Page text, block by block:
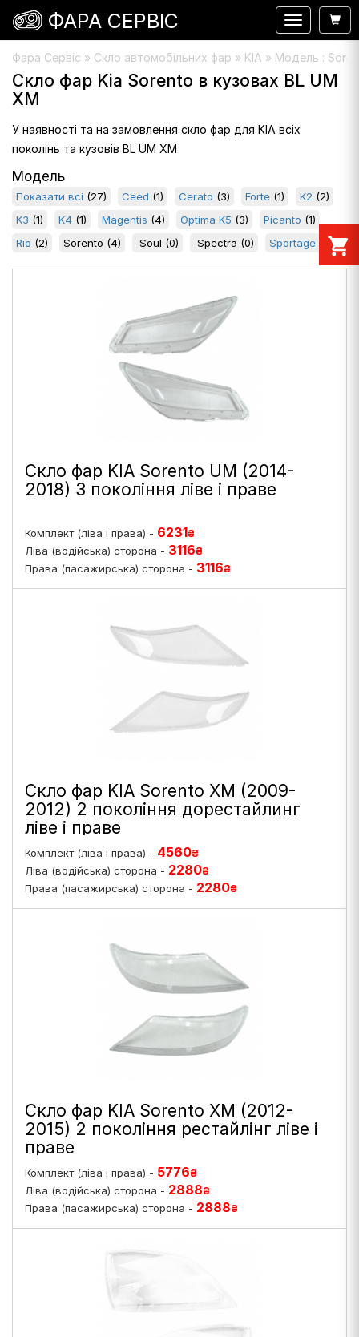
Фара Сервіс » Скло автомобільних фар » KIA » Модель :
Скло фар Kia Sorento в кузовах BL UM
XM
У наявності та на замовлення скло фар для KIA всіх
поколінь та кузовів BL UM XM
Модель
Показати всі (27) Ceed (1) Cerato (3) Forte (1) K2 (2)
K3 (1) K4 (1) Magentis (4) Optima K5 (3) Picanto (1)
Rio (2) Sorento (4) Soul (0) Spectra (0) Sportage (4)
Скло фар KIA Sorento UM (2014-
2018) 3 покоління ліве і праве
Комплект (ліва і права) - 6231₴
Ліва (водійська) сторона - 3116₴
Права (пасажирська) сторона - 3116₴
Скло фар KIA Sorento XM (2009-
2012) 2 покоління дорестайлинг
ліве і праве
Комплект (ліва і права) - 4560₴
Ліва (водійська) сторона - 2280₴
Права (пасажирська) сторона - 2280₴
Скло фар KIA Sorento XM (2012-
2015) 2 покоління рестайлінг ліве і
праве
Комплект (ліва і права) - 5776₴
Ліва (водійська) сторона - 2888₴
Права (пасажирська) сторона - 2888₴
Навигация
ФАРА СЕРВІС
shopping_cart